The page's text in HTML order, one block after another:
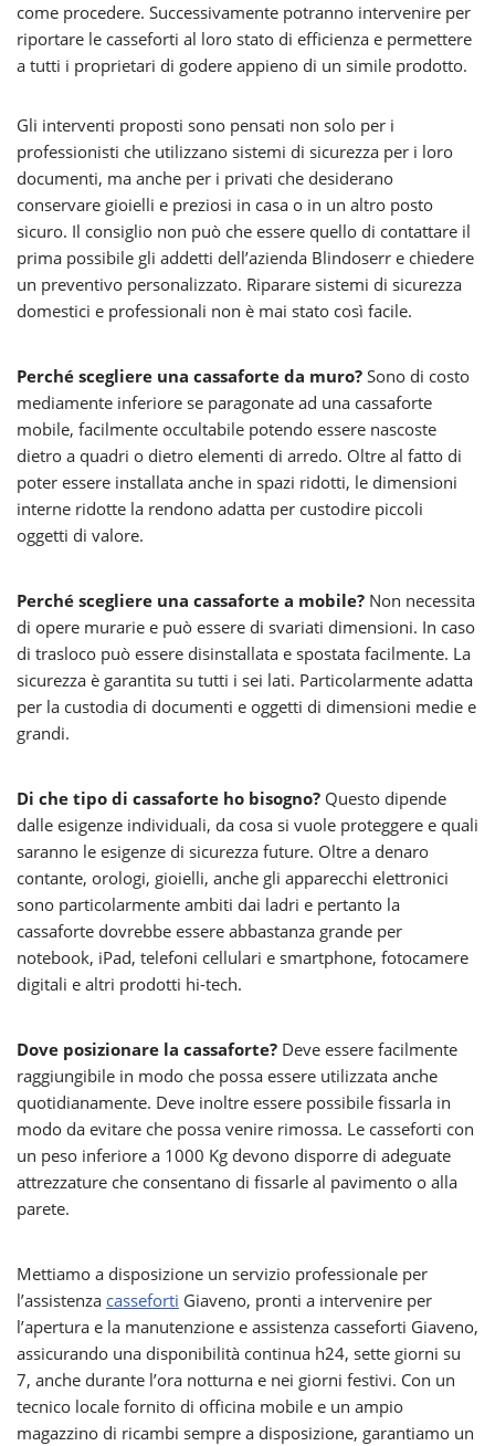
come procedere. Successivamente potranno intervenire per
riportare le casseforti al loro stato di efficienza e permettere
a tutti i proprietari di godere appieno di un simile prodotto.
Gli interventi proposti sono pensati non solo per i
professionisti che utilizzano sistemi di sicurezza per i loro
documenti, ma anche per i privati che desiderano
conservare gioielli e preziosi in casa o in un altro posto
sicuro. Il consiglio non può che essere quello di contattare il
prima possibile gli addetti dell’azienda Blindoserr e chiedere
un preventivo personalizzato. Riparare sistemi di sicurezza
domestici e professionali non è mai stato così facile.
Perché scegliere una cassaforte da muro? Sono di costo
mediamente inferiore se paragonate ad una cassaforte
mobile, facilmente occultabile potendo essere nascoste
dietro a quadri o dietro elementi di arredo. Oltre al fatto di
poter essere installata anche in spazi ridotti, le dimensioni
interne ridotte la rendono adatta per custodire piccoli
oggetti di valore.
Perché scegliere una cassaforte a mobile? Non necessita
di opere murarie e può essere di svariati dimensioni. In caso
di trasloco può essere disinstallata e spostata facilmente. La
sicurezza è garantita su tutti i sei lati. Particolarmente adatta
per la custodia di documenti e oggetti di dimensioni medie e
grandi.
Di che tipo di cassaforte ho bisogno? Questo dipende
dalle esigenze individuali, da cosa si vuole proteggere e quali
saranno le esigenze di sicurezza future. Oltre a denaro
contante, orologi, gioielli, anche gli apparecchi elettronici
sono particolarmente ambiti dai ladri e pertanto la
cassaforte dovrebbe essere abbastanza grande per
notebook, iPad, telefoni cellulari e smartphone, fotocamere
digitali e altri prodotti hi-tech.
Dove posizionare la cassaforte? Deve essere facilmente
raggiungibile in modo che possa essere utilizzata anche
quotidianamente. Deve inoltre essere possibile fissarla in
modo da evitare che possa venire rimossa. Le casseforti con
un peso inferiore a 1000 Kg devono disporre di adeguate
attrezzature che consentano di fissarle al pavimento o alla
parete.
Mettiamo a disposizione un servizio professionale per
l’assistenza casseforti Giaveno, pronti a intervenire per
l’apertura e la manutenzione e assistenza casseforti Giaveno,
assicurando una disponibilità continua h24, sette giorni su
7, anche durante l’ora notturna e nei giorni festivi. Con un
tecnico locale fornito di officina mobile e un ampio
magazzino di ricambi sempre a disposizione, garantiamo un